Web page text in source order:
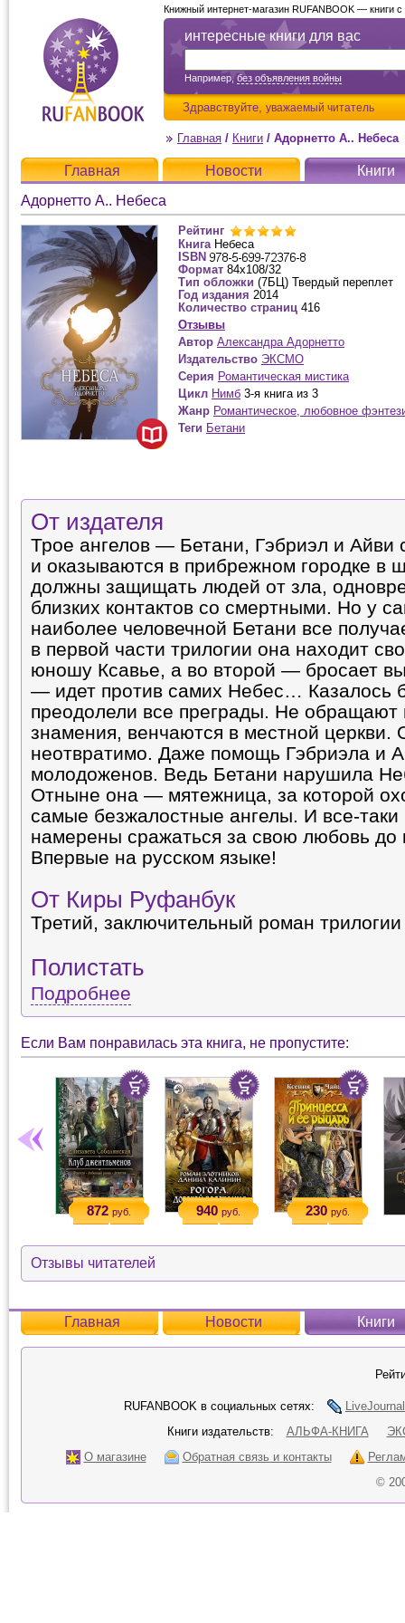
интересные книги для вас
Например,без объявления войны
Здравствуйте, уважаемый читатель
Книжный интернет-магазин RUFANBOOK — книги
Главная / Книги / Адорнетто А.. Небеса
Главная Новости
Книги
Адорнетто А.. Небеса
Рейтинг
Книга Небеса
ISBN
Формат 84x108/32
Тип обложки (7БЦ) Твердый переплет
Год издания 2014
Количество страниц 416
Отзывы
Автор Александра Адорнетто
Издательство ЭКСМО
Серия Романтическая мистика
Цикл Нимб 3-я книга из 3
Жанр Романтическое, любовное
Теги Бетани
От издателя
Трое ангелов — Бетани, Гэбриэл и Айви
и оказываются в прибрежном городке в
должны защищать людей от зла,
близких контактов со смертными. Но у
наиболее человечной Бетани все
в первой части трилогии она находит
юношу Ксавье, а во второй — бросает
— идет против самих Небес… Казалось
преодолели все преграды. Не обращают
знамения, венчаются в местной церкви.
неотвратимо. Даже помощь Гэбриэла и
молодоженов. Ведь Бетани нарушила
Отныне она — мятежница, за которой
самые безжалостные ангелы. И все-таки
намерены сражаться за свою любовь до
Впервые на русском языке!
От Киры Руфанбук
Третий, заключительный роман
Полистать
Подробнее
Если Вам понравилась эта книга, не пропустите:
872 руб. 940 руб. 230 руб.
Отзывы читателей
Главная Новости Книги
RUFANBOOK в социальных сетях:
LiveJournal
Книги издательств:
АЛЬФА-КНИГА
О магазине
Обратная связь и контакты
©